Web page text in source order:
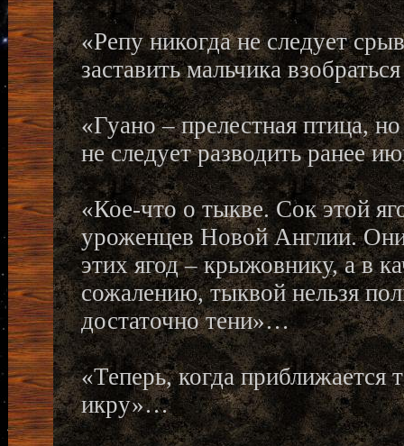
«Репу никогда не следует
заставить мальчика
«Гуано – прелестная птица,
не следует разводить ранее
«Кое-что о тыкве. Сок этой
уроженцев Новой Англии.
этих ягод – крыжовнику, а в
сожалению, тыквой нельзя
достаточно тени»…
«Теперь, когда приближается
икру»…